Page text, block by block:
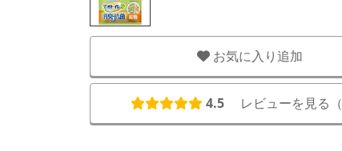
お気に入り追加
4.5 レビューを見る（